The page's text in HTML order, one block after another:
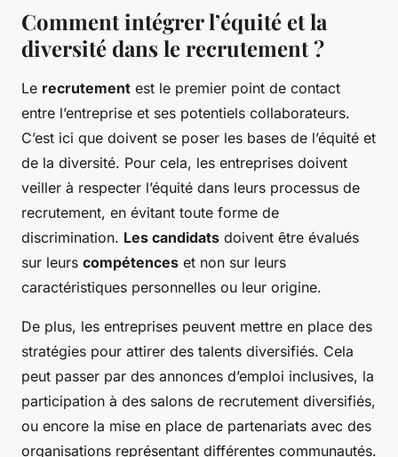
Comment intégrer l’équité et la
diversité dans le recrutement ?
Le recrutement est le premier point de contact
entre l’entreprise et ses potentiels collaborateurs.
C’est ici que doivent se poser les bases de l’équité et
de la diversité. Pour cela, les entreprises doivent
veiller à respecter l’équité dans leurs processus de
recrutement, en évitant toute forme de
discrimination. Les candidats doivent être évalués
sur leurs compétences et non sur leurs
caractéristiques personnelles ou leur origine.
De plus, les entreprises peuvent mettre en place des
stratégies pour attirer des talents diversifiés. Cela
peut passer par des annonces d’emploi inclusives, la
participation à des salons de recrutement diversifiés,
ou encore la mise en place de partenariats avec des
organisations représentant différentes communautés.